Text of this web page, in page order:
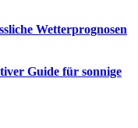
Wetterprognosen
Guide für sonnige